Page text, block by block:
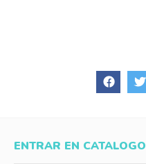
ENTRAR EN CATALOGO